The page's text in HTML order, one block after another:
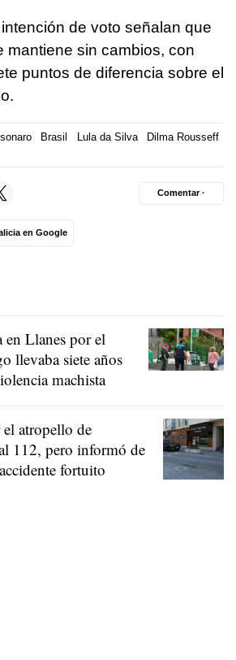
de voto señalan que
mantiene sin cambios, con
puntos de diferencia sobre el
Brasil Lula da Silva
Dilma Rousseff
en Google
Comentar ·
en Llanes por el
llevaba siete años
machista
atropello de
112, pero informó de
fortuito